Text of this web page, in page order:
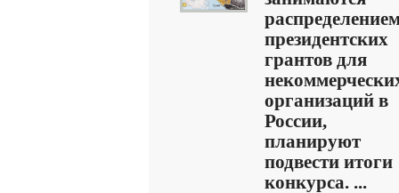
президентских
грантов для
организаций в
России,
планируют
подвести итоги
конкурса. ...